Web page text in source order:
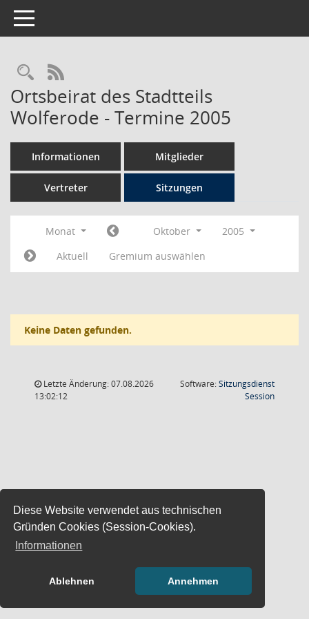
Diese Website verwendet aus technischen
Gründen Cookies (Session-Cookies).
Informationen
Ablehnen Annehmen
Toggle navigation
Rechercheauswahl
RSS-Feed
Ortsbeirat des Stadtteils
Wolferode - Termine 2005
Informationen Mitglieder
Vertreter Sitzungen
Monat Oktober
2005
Aktuell
Gremium auswählen
Keine Daten gefunden.
Letzte Änderung: 07.08.2026
13:02:12
Software:Sitzungsdienst
Session(Wird in